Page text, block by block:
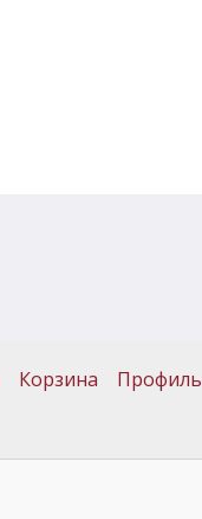
Корзина Профиль